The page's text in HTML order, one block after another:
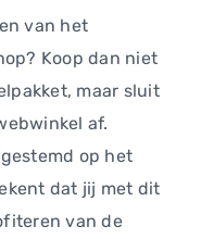
van het
Koop dan niet
maar sluit
af.
op het
dat jij met dit
van de